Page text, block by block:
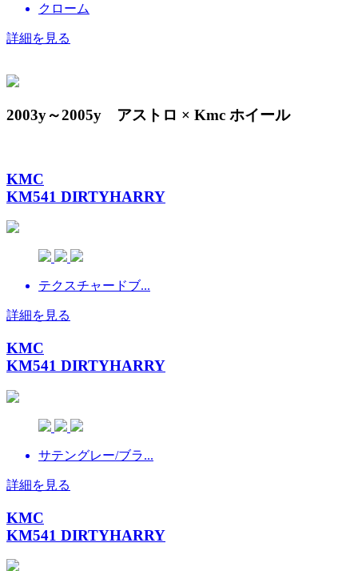
クローム
詳細を見る
2003y～2005y アストロ × Kmc ホイール
KMC
KM541 DIRTYHARRY
テクスチャードブ...
詳細を見る
KMC
KM541 DIRTYHARRY
サテングレー/ブラ...
詳細を見る
KMC
KM541 DIRTYHARRY